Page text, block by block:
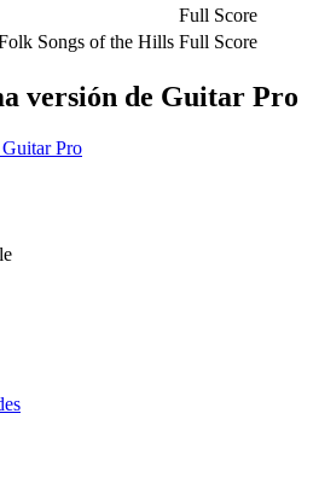
Full Score
Songs of the Hills Full Score
versión de Guitar Pro
Pro